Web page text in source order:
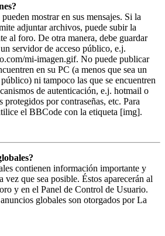
mostrar en sus mensajes. Si la
adjuntar archivos, puede subir la
al foro. De otra manera, debe guardar
servidor de acceso público, e.j.
mi-imagen.gif. No puede publicar
en su PC (a menos que sea un
ni tampoco las que se encuentren
de autenticación, e.j. hotmail o
protegidos por contraseñas, etc. Para
el BBCode con la etiqueta [img].
contienen información importante y
vez que sea posible. Éstos aparecerán al
y en el Panel de Control de Usuario.
globales son otorgados por La